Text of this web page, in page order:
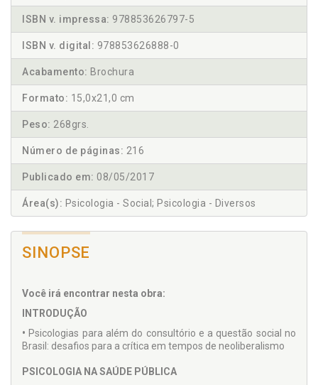
ISBN v. impressa: 978853626797-5
ISBN v. digital: 978853626888-0
Acabamento: Brochura
Formato: 15,0x21,0 cm
Peso: 268grs.
Número de páginas: 216
Publicado em: 08/05/2017
Área(s): Psicologia - Social; Psicologia - Diversos
SINOPSE
Você irá encontrar nesta obra:
INTRODUÇÃO
• Psicologias para além do consultório e a questão social no
Brasil: desafios para a crítica em tempos de neoliberalismo
PSICOLOGIA NA SAÚDE PÚBLICA